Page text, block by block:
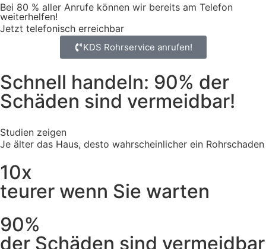
Bei 80 % aller Anrufe können wir bereits am Telefon
weiterhelfen!
Jetzt telefonisch erreichbar
KDS Rohrservice anrufen!
Schnell handeln: 90% der
Schäden sind vermeidbar!
Studien zeigen
Je älter das Haus, desto wahrscheinlicher ein Rohrschaden
10x
teurer wenn Sie warten
90%
der Schäden sind vermeidbar